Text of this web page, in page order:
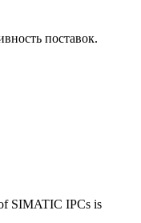
поставок.
SIMATIC IPCs is